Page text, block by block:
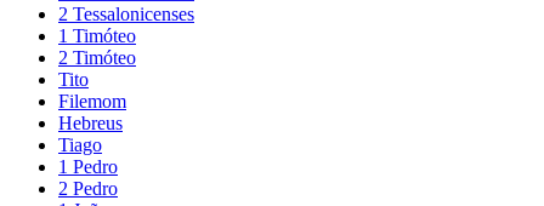
2 Tessalonicenses
1 Timóteo
2 Timóteo
Tito
Filemom
Hebreus
Tiago
1 Pedro
2 Pedro